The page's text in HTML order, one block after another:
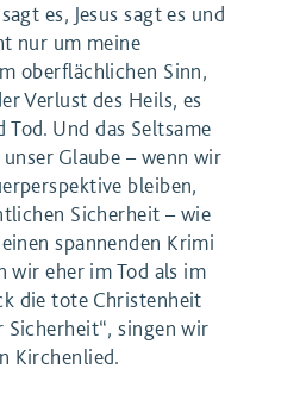
es, Jesus sagt es und
nur um meine
oberflächlichen Sinn,
Verlust des Heils, es
Tod. Und das Seltsame
Glaube – wenn wir
bleiben,
Sicherheit – wie
spannenden Krimi
wir eher im Tod als im
die tote Christenheit
Sicherheit“, singen wir
Kirchenlied.